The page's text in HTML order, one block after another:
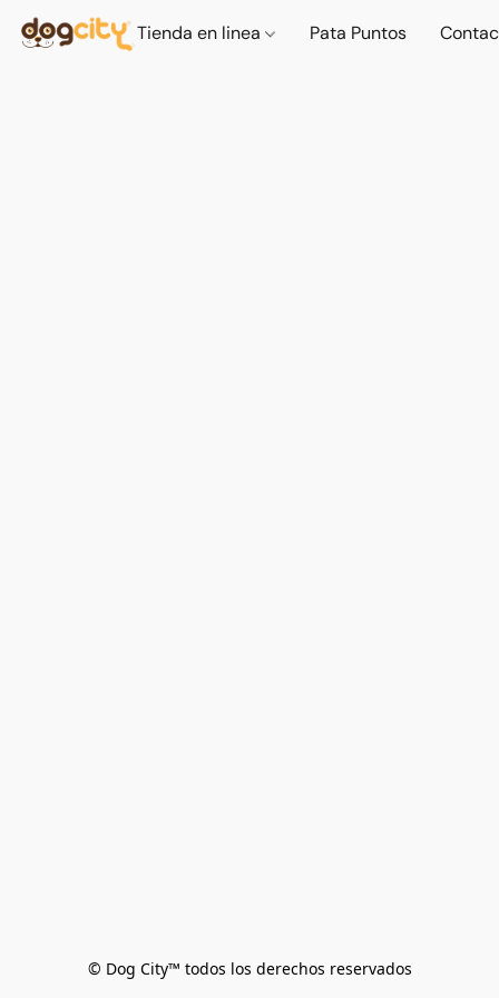
Tienda en linea Pata Puntos
© Dog City™ todos los derechos reservados